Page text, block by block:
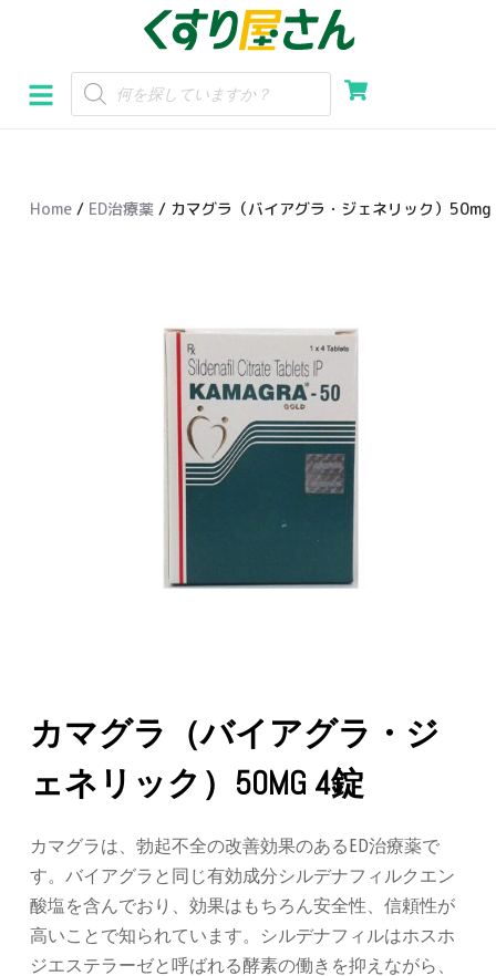
ン
テ
スHome / ED治療薬 / カマグラ（バイアグラ・ジェネリック）
カマグラ（バイアグラ・ジ
ェネリック）50MG 4錠
カマグラは、勃起不全の改善効果のあるED治療薬で
す。バイアグラと同じ有効成分シルデナフィルクエン
酸塩を含んでおり、効果はもちろん安全性、信頼性が
高いことで知られています。シルデナフィルはホスホ
ジエステラーゼと呼ばれる酵素の働きを抑えながら、